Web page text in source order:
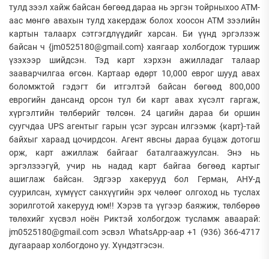
тулд зээл хайж байсан бөгөөд дараа нь эргэн тойрныхоо АТМ-
аас мөнгө авахын тулд хакердаж болох хоосон АТМ зээлийн
картын талаарх сэтгэгдлүүдийг харсан. Би үүнд эргэлзэж
байсан ч {jm0525180@gmail.com} хаягаар холбогдож туршиж
үзэхээр шийдсэн. Тэд карт хэрхэн ажилладаг талаар
зааварчилгаа өгсөн. Картаар өдөрт 10,000 еврог шууд авах
боломжтой гэдэгт би итгэлтэй байсан бөгөөд 800,000
еврогийн дансанд орсон тул би карт авах хүсэлт гаргаж,
хүргэлтийн төлбөрийг төлсөн. 24 цагийн дараа би оршин
суугчдаа UPS агентыг гарын үсэг зурсан илгээмж {карт}-тай
байхыг хараад цочирдсон. Агент явсны дараа буцаж дотогш
орж, карт ажиллаж байгааг баталгаажуулсан. Энэ нь
эргэлзээгүй, учир нь надад карт байгаа бөгөөд картыг
ашиглаж байсан. Эдгээр хакерууд бол Герман, АНУ-д
суурилсан, хүмүүст санхүүгийн эрх чөлөөг олгоход нь туслах
зорилготой хакерууд юм!! Хэрэв та үүгээр баяжиж, төлбөрөө
төлөхийг хүсвэл ноён Риктэй холбогдож тусламж аваарай:
jm0525180@gmail.com эсвэл WhatsApp-аар +1 (936) 366-4717
дугаараар холбогдоно уу. Хүндэтгэсэн.